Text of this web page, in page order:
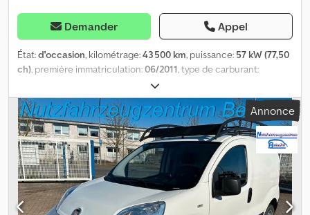
Demander Appel
État:d'occasion, kilométrage:43 500 km, puissance: 57 kW (77,50
ch) , première immatriculation:06/2011 , type de carburant:
, poids total:
super 95, consommation de carburant (urbaine):8,6 l/100km,
consommation de carburant (extra-urbain):5,3 l/100km
consommation de carburant (mixte):6,5 l/100km, couleur:gris,
cabine conducteur:autre, type d'engrenage:mécanique, classe
d'émission:Euro 5, suspension:autre , nombre de sièges: 5,
longueur totale:3 959 mm, Année de construction:2011
, hauteur
de construction:1 720 mm, Équipement:
ABS, airbag, système
d'antidémarrage, verrouillage centralisé
, Équipement spécial :
Annonce